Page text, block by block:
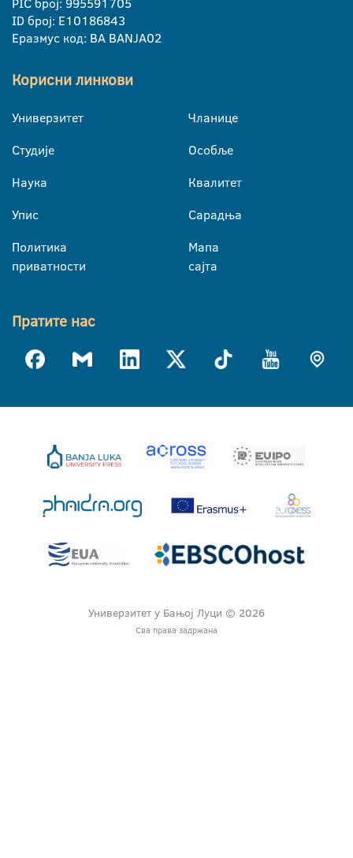
ID број: E10186843
Еразмус код: BA BANJA02
Корисни линкови
Универзитет
Студије
Наука
Упис
Политика
приватности
Чланице
Особље
Квалитет
Сарадња
Мапа
сајта
Пратите нас
Универзитет у Бањој Луци © 2026
Сва права задржана